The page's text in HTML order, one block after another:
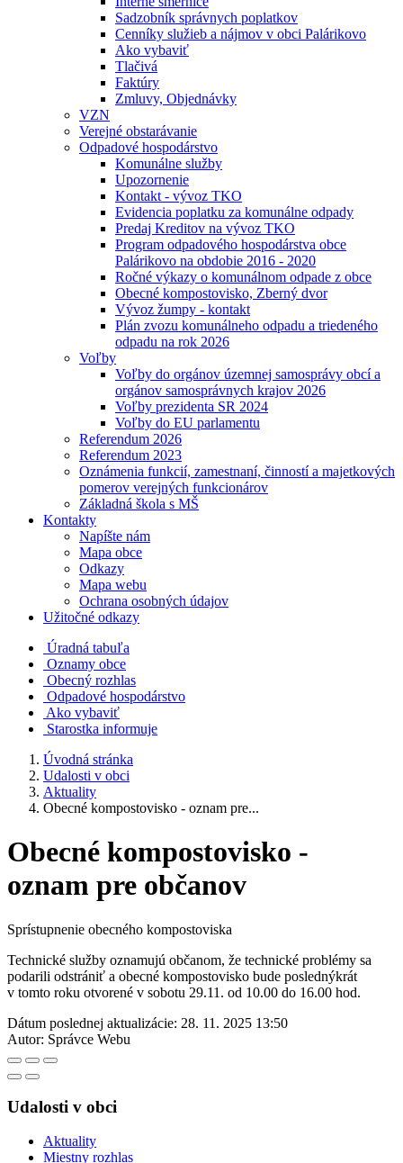
Sadzobník správnych poplatkov
Cenníky služieb a nájmov v obci Palárikovo
Ako vybaviť
Tlačivá
Faktúry
Zmluvy, Objednávky
VZN
Verejné obstarávanie
Odpadové hospodárstvo
Komunálne služby
Upozornenie
Kontakt - vývoz TKO
Evidencia poplatku za komunálne odpady
Predaj Kreditov na vývoz TKO
Program odpadového hospodárstva obce
Palárikovo na obdobie 2016 - 2020
Ročné výkazy o komunálnom odpade z obce
Obecné kompostovisko, Zberný dvor
Vývoz žumpy - kontakt
Plán zvozu komunálneho odpadu a triedeného
odpadu na rok 2026
Voľby
Voľby do orgánov územnej samosprávy obcí a
orgánov samosprávnych krajov 2026
Voľby prezidenta SR 2024
Voľby do EU parlamentu
Referendum 2026
Referendum 2023
Oznámenia funkcií, zamestnaní, činností a majetkových
pomerov verejných funkcionárov
Základná škola s MŠ
Kontakty
Napíšte nám
Mapa obce
Odkazy
Mapa webu
Ochrana osobných údajov
Užitočné odkazy
Úradná tabuľa
Oznamy obce
Obecný rozhlas
Odpadové hospodárstvo
Ako vybaviť
Starostka informuje
Úvodná stránka
Udalosti v obci
Aktuality
Obecné kompostovisko - oznam pre...
Obecné kompostovisko -
oznam pre občanov
Sprístupnenie obecného kompostoviska
Technické služby oznamujú občanom, že technické problémy sa
podarili odstrániť a obecné kompostovisko bude poslednýkrát
v tomto roku otvorené v sobotu 29.11. od 10.00 do 16.00 hod.
Dátum poslednej aktualizácie: 28. 11. 2025 13:50
Autor: Správce Webu
Udalosti v obci
Aktuality
Miestny rozhlas